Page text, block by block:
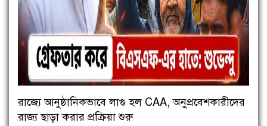
রাজ্যে আনুষ্ঠানিকভাবে লাগু হল CAA, অনুপ্রবেশকারীদের
রাজ্য ছাড়া করার প্রক্রিয়া শুরু